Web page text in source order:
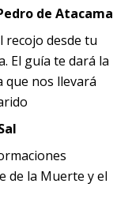
de Atacama
recojo desde tu
El guía te dará la
que nos llevará
de la Muerte y el